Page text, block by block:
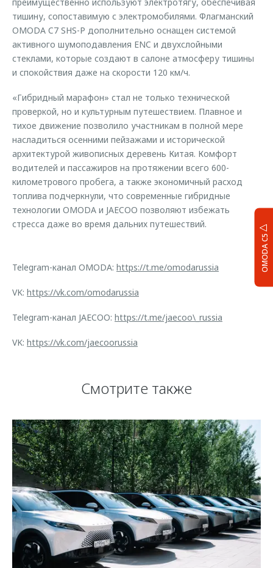
OMODA C5
тишину, сопоставимую с электромобилями. Флагманский
OMODA C7 SHS-P дополнительно оснащен системой
активного шумоподавления ENC и двухслойными
стеклами, которые создают в салоне атмосферу тишины
и спокойствия даже на скорости 120 км/ч.
«Гибридный марафон» стал не только технической
проверкой, но и культурным путешествием. Плавное и
тихое движение позволило участникам в полной мере
насладиться осенними пейзажами и исторической
архитектурой живописных деревень Китая. Комфорт
водителей и пассажиров на протяжении всего 600-
километрового пробега, а также экономичный расход
топлива подчеркнули, что современные гибридные
технологии OMODA и JAECOO позволяют избежать
стресса даже во время дальних путешествий.
Telegram-канал OMODA: https://t.me/omodarussia
VK: https://vk.com/omodarussia
Telegram-канал JAECOO: https://t.me/jaecoo\_russia
VK: https://vk.com/jaecoorussia
Смотрите также